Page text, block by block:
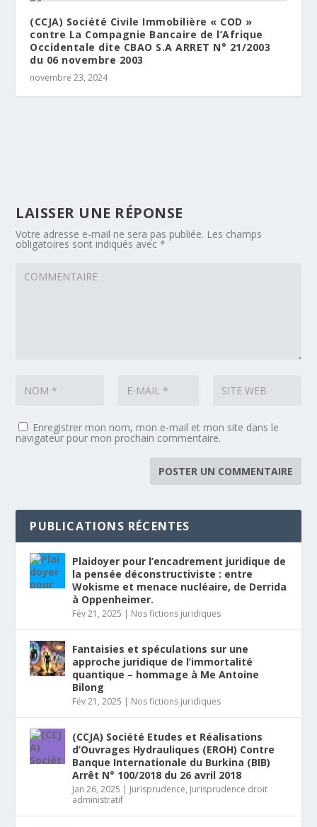
(CCJA) Société Civile Immobilière « COD »
contre La Compagnie Bancaire de l’Afrique
Occidentale dite CBAO S.A ARRET N° 21/2003
du 06 novembre 2003
novembre 23, 2024
LAISSER UNE RÉPONSE
Votre adresse e-mail ne sera pas publiée. Les champs
obligatoires sont indiqués avec*
Enregistrer mon nom, mon e-mail et mon site dans le
navigateur pour mon prochain commentaire.
PUBLICATIONS RÉCENTES
Plaidoyer pour l’encadrement juridique de
la pensée déconstructiviste : entre
Wokisme et menace nucléaire, de Derrida
à Oppenheimer.
Fév 21, 2025 | Nos fictions juridiques
Fantaisies et spéculations sur une
approche juridique de l’immortalité
quantique – hommage à Me Antoine
Bilong
Fév 21, 2025 | Nos fictions juridiques
(CCJA) Société Etudes et Réalisations
d’Ouvrages Hydrauliques (EROH) Contre
Banque Internationale du Burkina (BIB)
Arrêt N° 100/2018 du 26 avril 2018
Jan 26, 2025 | Jurisprudence, Jurisprudence droit
administratif